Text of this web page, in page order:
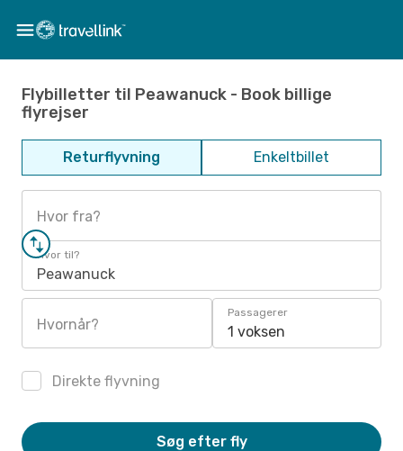
Flybilletter til Peawanuck - Book billige
flyrejser
Returflyvning Enkeltbillet
Hvor fra?
Hvor til?
Peawanuck
Hvornår?
Passagerer
1 voksen
Direkte flyvning
Søg efter fly